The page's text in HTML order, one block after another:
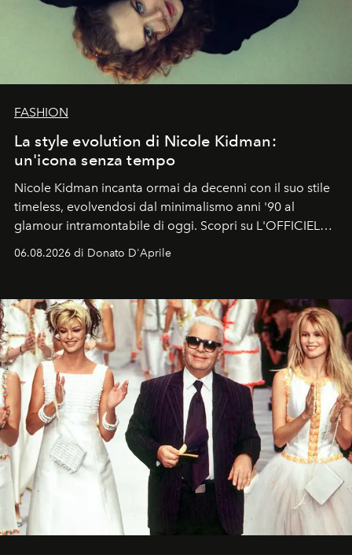
FASHION
La style evolution di Nicole Kidman:
un'icona senza tempo
Nicole Kidman incanta ormai da decenni con il suo stile
timeless, evolvendosi dal minimalismo anni '90 al
glamour intramontabile di oggi. Scopri su L'OFFICIEL
Italia la sua style evolution.
06.08.2026 di Donato D'Aprile